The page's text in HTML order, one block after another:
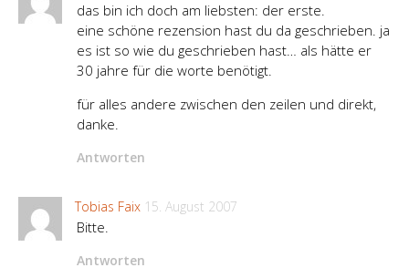
das bin ich doch am liebsten: der erste.
eine schöne rezension hast du da geschrieben. ja
es ist so wie du geschrieben hast… als hätte er
30 jahre für die worte benötigt.
für alles andere zwischen den zeilen und direkt,
danke.
Antworten
Tobias Faix 15. August 2007
Bitte.
Antworten